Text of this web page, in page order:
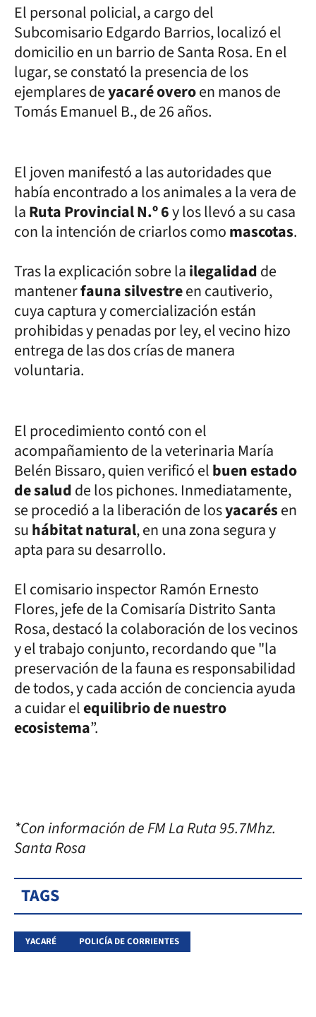
El personal policial, a cargo del
Subcomisario Edgardo Barrios, localizó el
domicilio en un barrio de Santa Rosa. En el
lugar, se constató la presencia de los
ejemplares deyacaré overoen manos de
Tomás Emanuel B., de 26 años.
El joven manifestó a las autoridades que
había encontrado a los animales a la vera de
laRuta Provincial N.º 6y los llevó a su casa
con la intención de criarlos comomascotas.
Tras la explicación sobre lailegalidadde
mantenerfauna silvestreen cautiverio,
cuya captura y comercialización están
prohibidas y penadas por ley, el vecino hizo
entrega de las dos crías de manera
voluntaria.
El procedimiento contó con el
acompañamiento de la veterinaria María
Belén Bissaro, quien verificó elbuen estado
de saludde los pichones. Inmediatamente,
se procedió a la liberación de losyacarésen
suhábitat natural, en una zona segura y
apta para su desarrollo.
El comisario inspector Ramón Ernesto
Flores, jefe de la Comisaría Distrito Santa
Rosa, destacó la colaboración de los vecinos
y el trabajo conjunto, recordando que "la
preservación de la fauna es responsabilidad
de todos, y cada acción de conciencia ayuda
a cuidar elequilibrio de nuestro
ecosistema”.
*Con información de FM La Ruta 95.7Mhz.
Santa Rosa
TAGS
YACARÉ POLICÍA DE CORRIENTES